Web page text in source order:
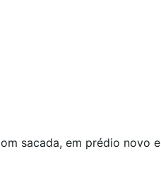
sacada, em prédio novo e